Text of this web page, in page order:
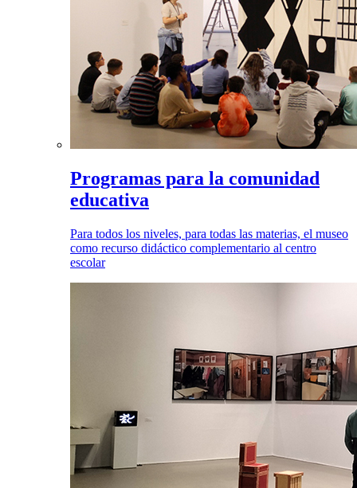
Programas para la comunidad
educativa
Para todos los niveles, para todas las materias, el museo
como recurso didáctico complementario al centro
escolar